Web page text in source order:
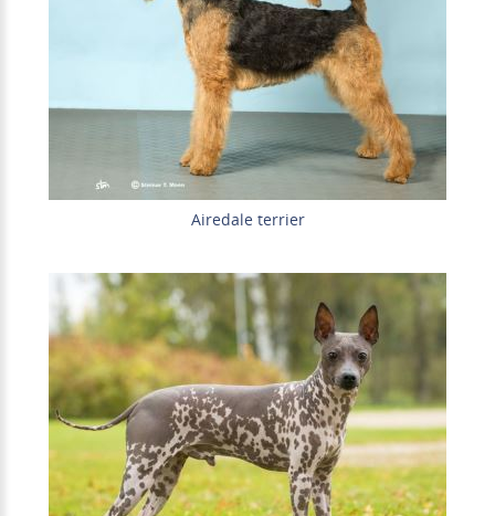
Airedale terrier